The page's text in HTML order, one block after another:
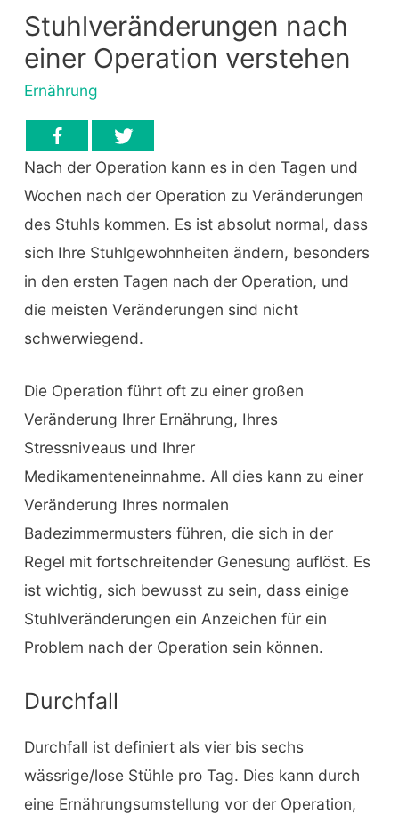
Stuhlveränderungen nach
einer Operation verstehen
Ernährung
Nach der Operation kann es in den Tagen und
Wochen nach der Operation zu Veränderungen
des Stuhls kommen. Es ist absolut normal, dass
sich Ihre Stuhlgewohnheiten ändern, besonders
in den ersten Tagen nach der Operation, und
die meisten Veränderungen sind nicht
schwerwiegend.
Die Operation führt oft zu einer großen
Veränderung Ihrer Ernährung, Ihres
Stressniveaus und Ihrer
Medikamenteneinnahme. All dies kann zu einer
Veränderung Ihres normalen
Badezimmermusters führen, die sich in der
Regel mit fortschreitender Genesung auflöst. Es
ist wichtig, sich bewusst zu sein, dass einige
Stuhlveränderungen ein Anzeichen für ein
Problem nach der Operation sein können.
Durchfall
Durchfall ist definiert als vier bis sechs
wässrige/lose Stühle pro Tag. Dies kann durch
eine Ernährungsumstellung vor der Operation,